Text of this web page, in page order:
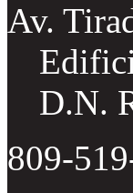
Av.
D.N.
809-